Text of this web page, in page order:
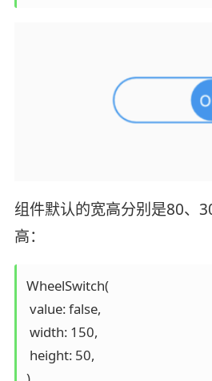
组件默认的宽高分别是80、
高：
WheelSwitch(
value: false,
width: 150,
height: 50,